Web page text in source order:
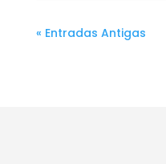
« Entradas Antigas